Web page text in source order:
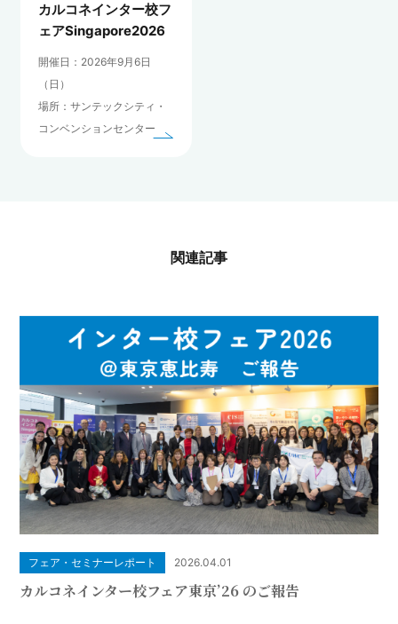
カルコネインター校フ
ェアSingapore2026
開催日：2026年9月6日
（日）
場所：サンテックシティ・
コンベンションセンター
関連記事
フェア・セミナーレポート 2026.04.01
カルコネインター校フェア東京’26 のご報告